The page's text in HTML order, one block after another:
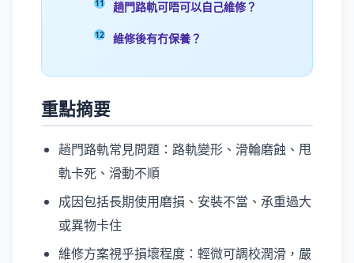
趟門路軌可唔可以自己維修？
維修後有冇保養？
重點摘要
趟門路軌常見問題：路軌變形、滑輪磨蝕、甩
軌卡死、滑動不順
成因包括長期使用磨損、安裝不當、承重過大
或異物卡住
維修方案視乎損壞程度：輕微可調校潤滑，嚴